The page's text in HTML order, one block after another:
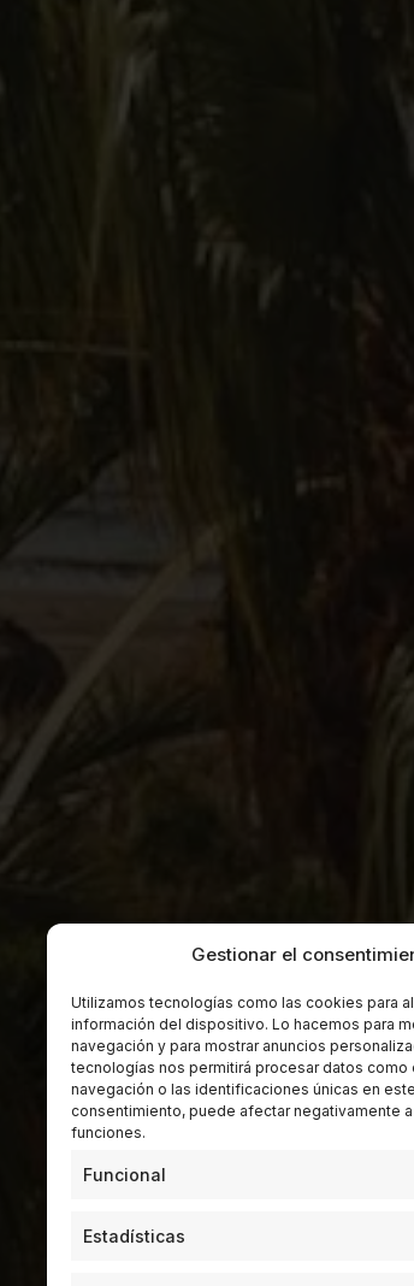
Gestionar el
Utilizamos tecnologías como las cookies para
información del dispositivo. Lo hacemos para
navegación y para mostrar anuncios
tecnologías nos permitirá procesar datos como
navegación o las identificaciones únicas en
consentimiento, puede afectar negativamente
funciones.
Funcional
Estadísticas